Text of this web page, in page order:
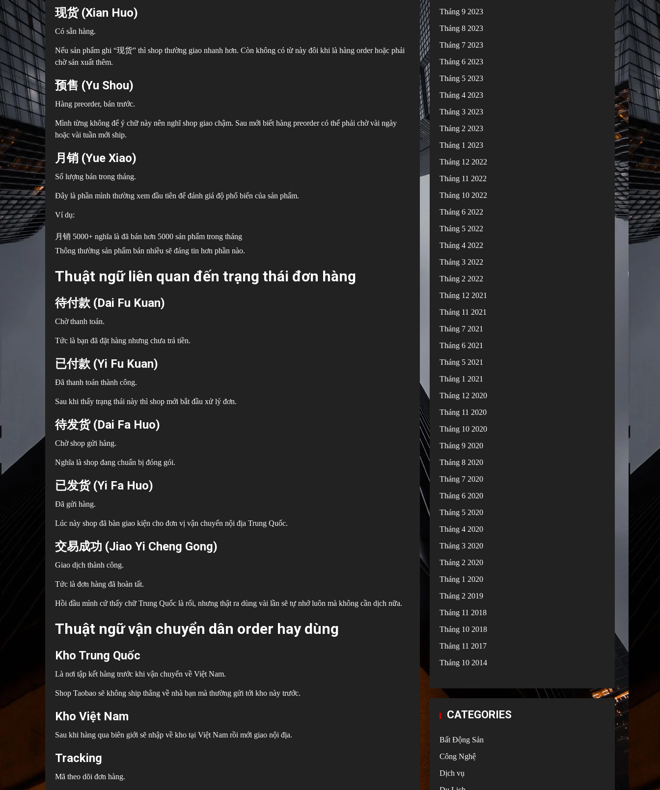
现货 (Xian Huo)
Có sẵn hàng.
Nếu sản phẩm ghi “现货” thì shop thường giao nhanh hơn. Còn không có từ này đôi khi là hàng order hoặc phải
chờ sản xuất thêm.
预售 (Yu Shou)
Hàng preorder, bán trước.
Mình từng không để ý chữ này nên nghĩ shop giao chậm. Sau mới biết hàng preorder có thể phải chờ vài ngày
hoặc vài tuần mới ship.
月销 (Yue Xiao)
Số lượng bán trong tháng.
Đây là phần mình thường xem đầu tiên để đánh giá độ phổ biến của sản phẩm.
Ví dụ:
月销 5000+ nghĩa là đã bán hơn 5000 sản phẩm trong tháng
Thông thường sản phẩm bán nhiều sẽ đáng tin hơn phần nào.
Thuật ngữ liên quan đến trạng thái đơn hàng
待付款 (Dai Fu Kuan)
Chờ thanh toán.
Tức là bạn đã đặt hàng nhưng chưa trả tiền.
已付款 (Yi Fu Kuan)
Đã thanh toán thành công.
Sau khi thấy trạng thái này thì shop mới bắt đầu xử lý đơn.
待发货 (Dai Fa Huo)
Chờ shop gửi hàng.
Nghĩa là shop đang chuẩn bị đóng gói.
已发货 (Yi Fa Huo)
Đã gửi hàng.
Lúc này shop đã bàn giao kiện cho đơn vị vận chuyển nội địa Trung Quốc.
交易成功 (Jiao Yi Cheng Gong)
Giao dịch thành công.
Tức là đơn hàng đã hoàn tất.
Hồi đầu mình cứ thấy chữ Trung Quốc là rối, nhưng thật ra dùng vài lần sẽ tự nhớ luôn mà không cần dịch nữa.
Thuật ngữ vận chuyển dân order hay dùng
Kho Trung Quốc
Là nơi tập kết hàng trước khi vận chuyển về Việt Nam.
Shop Taobao sẽ không ship thẳng về nhà bạn mà thường gửi tới kho này trước.
Kho Việt Nam
Sau khi hàng qua biên giới sẽ nhập về kho tại Việt Nam rồi mới giao nội địa.
Tracking
Mã theo dõi đơn hàng.
Tháng 9 2023
Tháng 8 2023
Tháng 7 2023
Tháng 6 2023
Tháng 5 2023
Tháng 4 2023
Tháng 3 2023
Tháng 2 2023
Tháng 1 2023
Tháng 12 2022
Tháng 11 2022
Tháng 10 2022
Tháng 6 2022
Tháng 5 2022
Tháng 4 2022
Tháng 3 2022
Tháng 2 2022
Tháng 12 2021
Tháng 11 2021
Tháng 7 2021
Tháng 6 2021
Tháng 5 2021
Tháng 1 2021
Tháng 12 2020
Tháng 11 2020
Tháng 10 2020
Tháng 9 2020
Tháng 8 2020
Tháng 7 2020
Tháng 6 2020
Tháng 5 2020
Tháng 4 2020
Tháng 3 2020
Tháng 2 2020
Tháng 1 2020
Tháng 2 2019
Tháng 11 2018
Tháng 10 2018
Tháng 11 2017
Tháng 10 2014
CATEGORIES
Bất Động Sản
Công Nghệ
Dịch vụ